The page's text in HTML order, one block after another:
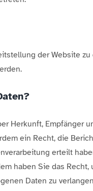
der Website
Herkunft, Empfänger
ein Recht, die
erteilt
haben Sie das
Daten zu